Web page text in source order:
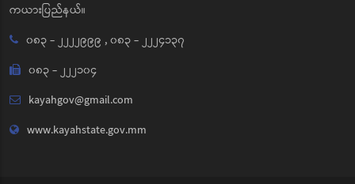
ကယားပြည်နယ်။
၀၈၃ - ၂၂၂၂၉၉၉ ,၀၈၃ - ၂၂၂၄၁၃၇
၀၈၃ - ၂၂၂၁၀၄
kayahgov@gmail.com
www.kayahstate.gov.mm